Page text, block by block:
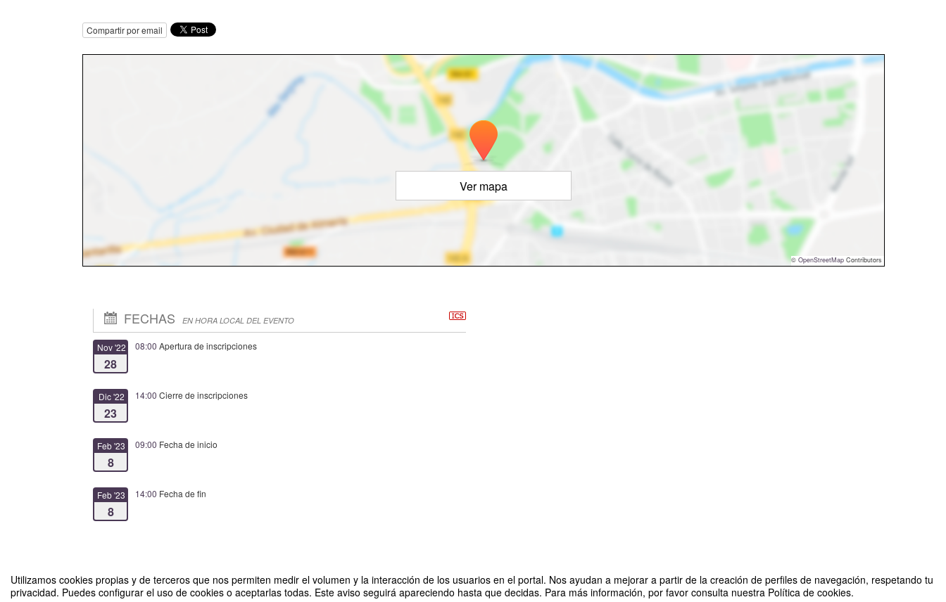
Utilizamos cookies propias y de terceros que nos permiten medir el volumen y la interacción de los usuarios en el portal. Nos ayudan a mejorar a partir de la creación de perfiles de navegación, respetando tu
privacidad. Puedes configurar el uso de cookies o aceptarlas todas. Este aviso seguirá apareciendo hasta que decidas. Para más información, por favor consulta nuestra Política de cookies.
Compartir por email
Ver mapa
© OpenStreetMap Contributors
FECHAS EN HORA LOCAL DEL EVENTO
Nov '22
28
08:00 Apertura de inscripciones
Dic '22
23
14:00 Cierre de inscripciones
Feb '23
8
09:00 Fecha de inicio
Feb '23
8
14:00 Fecha de fin
La Odisea de las Escritoras (08/02/23) Organizado por Proyecto FECYT FCT-21-17113: La Odisea de las Escritoras